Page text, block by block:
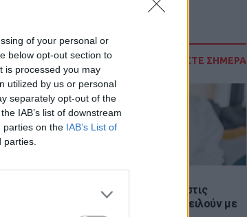
of your personal or
below opt-out section to
is processed you may
utilized by us or personal
separately opt-out of the
IAB’s list of downstream
parties on the IAB’s List of
ΔΙΑΒΑΣΤΕ ΣΗΜΕΡΑ
Γονικές παροχές: Οι παγίδες στις
μεταφορές χρημάτων που απειλούν με